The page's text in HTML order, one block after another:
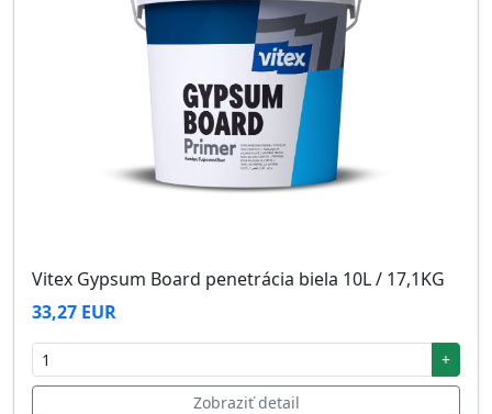
Vitex Gypsum Board penetrácia biela 10L / 17,1KG
33,27 EUR
+
Zobraziť detail